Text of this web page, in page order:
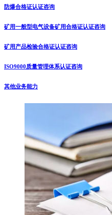
防爆合格证认证咨询
矿用一般型电气设备矿用合格证认证咨询
矿用产品检验合格证认证咨询
ISO9000质量管理体系认证咨询
其他业务能力